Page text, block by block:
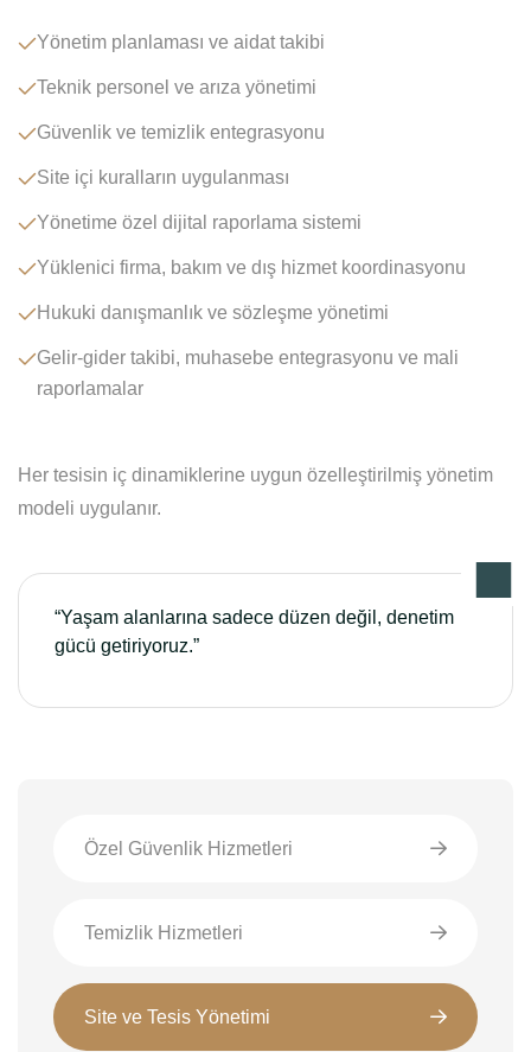
Yönetim planlaması ve aidat takibi
Teknik personel ve arıza yönetimi
Güvenlik ve temizlik entegrasyonu
Site içi kuralların uygulanması
Yönetime özel dijital raporlama sistemi
Yüklenici firma, bakım ve dış hizmet koordinasyonu
Hukuki danışmanlık ve sözleşme yönetimi
Gelir-gider takibi, muhasebe entegrasyonu ve mali
raporlamalar
Her tesisin iç dinamiklerine uygun özelleştirilmiş yönetim
modeli uygulanır.
“Yaşam alanlarına sadece düzen değil, denetim
gücü getiriyoruz.”
Özel Güvenlik Hizmetleri
Temizlik Hizmetleri
Site ve Tesis Yönetimi